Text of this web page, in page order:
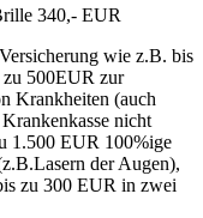
340,- EUR
wie z.B. bis
zu 500EUR zur
Krankheiten (auch
nicht
1.500 EUR 100%ige
der Augen),
zu 300 EUR in zwei